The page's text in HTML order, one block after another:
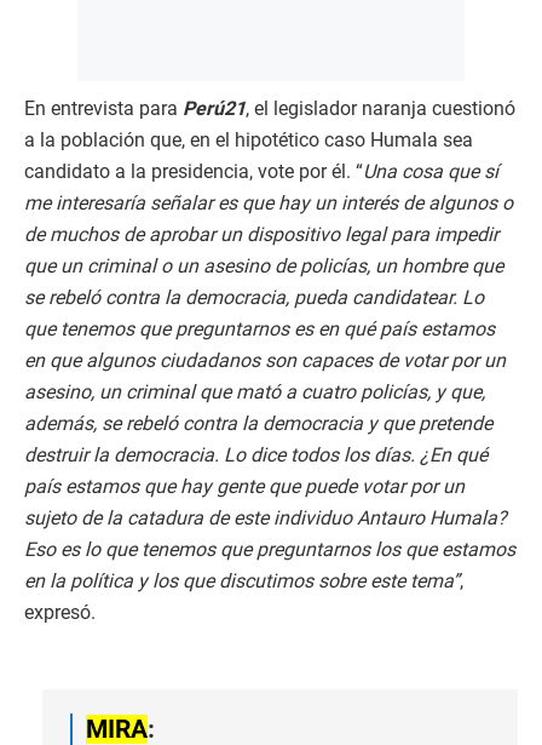
En entrevista para Perú21, el legislador naranja cuestionó
a la población que, en el hipotético caso Humala sea
candidato a la presidencia, vote por él. “Una cosa que sí
me interesaría señalar es que hay un interés de algunos o
de muchos de aprobar un dispositivo legal para impedir
que un criminal o un asesino de policías, un hombre que
se rebeló contra la democracia, pueda candidatear. Lo
que tenemos que preguntarnos es en qué país estamos
en que algunos ciudadanos son capaces de votar por un
asesino, un criminal que mató a cuatro policías, y que,
además, se rebeló contra la democracia y que pretende
destruir la democracia. Lo dice todos los días. ¿En qué
país estamos que hay gente que puede votar por un
sujeto de la catadura de este individuo Antauro Humala?
Eso es lo que tenemos que preguntarnos los que estamos
en la política y los que discutimos sobre este tema”,
expresó.
MIRA: